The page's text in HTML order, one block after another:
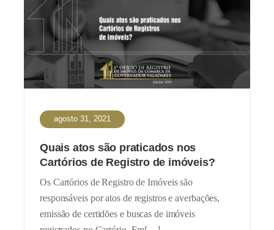
agosto 31, 2021
Quais atos são praticados nos
Cartórios de Registro de imóveis?
Os Cartórios de Registro de Imóveis são
responsáveis por atos de registros e averbações,
emissão de certidões e buscas de imóveis